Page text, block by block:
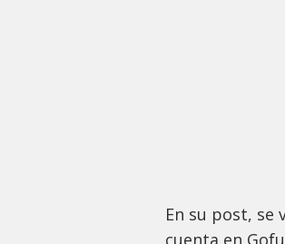
En su post, se
cuenta en